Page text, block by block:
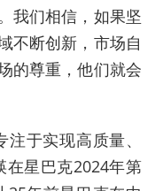
我们相信，如果坚
不断创新，市场自
的尊重，他们就会
于实现高质量、
在星巴克2024年第